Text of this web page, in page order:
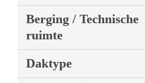
Berging / Technische
ruimte
Daktype